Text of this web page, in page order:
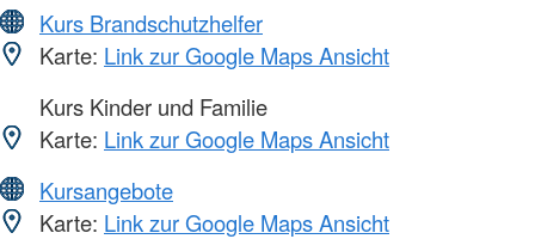
Kurs Brandschutzhelfer
Karte: Link zur Google Maps Ansicht
Kurs Kinder und Familie
Karte: Link zur Google Maps Ansicht
Kursangebote
Karte: Link zur Google Maps Ansicht